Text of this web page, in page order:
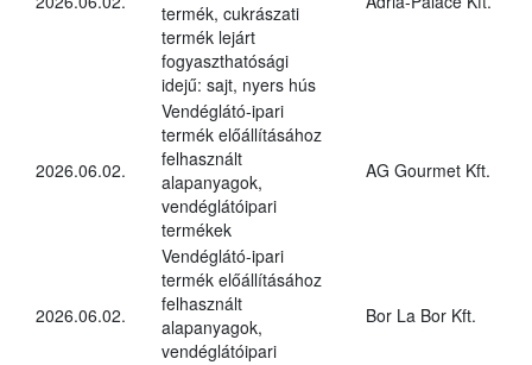
termék, cukrászati
termék lejárt
fogyaszthatósági
idejű: sajt, nyers hús
2026.06.02.
Vendéglátó-ipari
termék előállításához
felhasznált
alapanyagok,
vendéglátóipari
termékek
AG Gourmet Kft.
2026.06.02.
Vendéglátó-ipari
termék előállításához
felhasznált
alapanyagok,
vendéglátóipari
Bor La Bor Kft.